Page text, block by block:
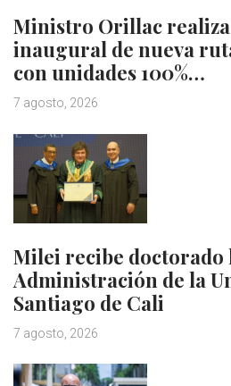
Ministro Orillac
inaugural de nueva
con unidades 100%…
7 agosto, 2026
Milei recibe doctorado
Administración de la
Santiago de Cali
7 agosto, 2026